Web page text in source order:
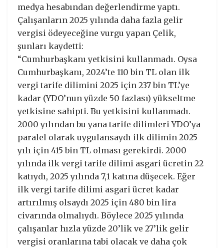
medya hesabından değerlendirme yaptı.
Çalışanların 2025 yılında daha fazla gelir
vergisi ödeyeceğine vurgu yapan Çelik,
şunları kaydetti:
“Cumhurbaşkanı yetkisini kullanmadı. Oysa
Cumhurbaşkanı, 2024’te 110 bin TL olan ilk
vergi tarife dilimini 2025 için 237 bin TL’ye
kadar (YDO’nun yüzde 50 fazlası) yükseltme
yetkisine sahipti. Bu yetkisini kullanmadı.
2000 yılından bu yana tarife dilimleri YDO’ya
paralel olarak uygulansaydı ilk dilimin 2025
yılı için 415 bin TL olması gerekirdi. 2000
yılında ilk vergi tarife dilimi asgari ücretin 22
katıydı, 2025 yılında 7,1 katına düşecek. Eğer
ilk vergi tarife dilimi asgari ücret kadar
artırılmış olsaydı 2025 için 480 bin lira
civarında olmalıydı. Böylece 2025 yılında
çalışanlar hızla yüzde 20’lik ve 27’lik gelir
vergisi oranlarına tabi olacak ve daha çok